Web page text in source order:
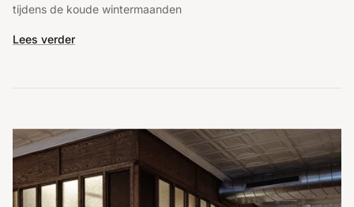
tijdens de koude wintermaanden
Lees verder